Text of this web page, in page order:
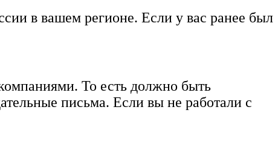
в вашем регионе. Если у вас ранее был
То есть должно быть
письма. Если вы не работали с